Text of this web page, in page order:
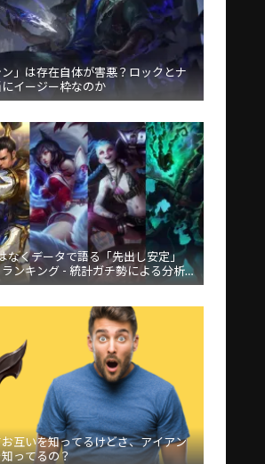
」は存在自体が害悪？ロックとナ
イージー枠なのか
なくデータで語る「先出し安定」
ランキング - 統計ガチ勢による分析が
互いを知ってるけどさ、アイアン
ってるの？